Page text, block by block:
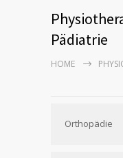
Pädiatrie
HOME
Orthopädie